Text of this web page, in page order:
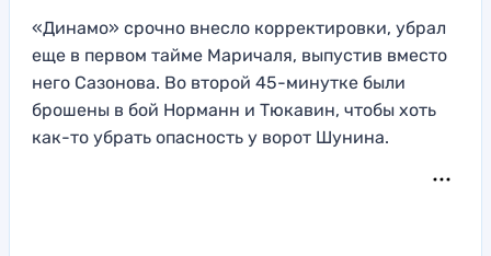
«Динамо» срочно внесло корректировки, убрал
еще в первом тайме Маричаля, выпустив вместо
него Сазонова. Во второй 45-минутке были
брошены в бой Норманн и Тюкавин, чтобы хоть
как-то убрать опасность у ворот Шунина.